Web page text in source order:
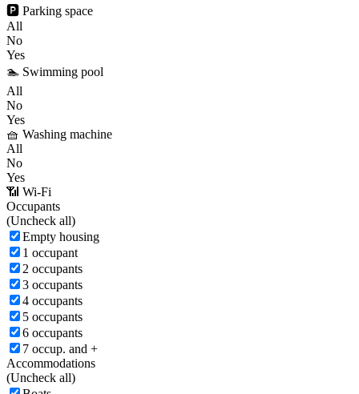
🅿️ Parking space
All
No
Yes
🏊 Swimming pool
All
No
Yes
🧺 Washing machine
All
No
Yes
📶 Wi-Fi
Occupants
(Uncheck all)
Empty housing
1 occupant
2 occupants
3 occupants
4 occupants
5 occupants
6 occupants
7 occup. and +
Accommodations
(Uncheck all)